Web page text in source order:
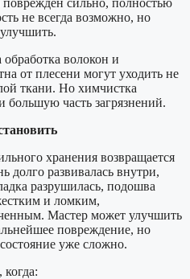
не всегда возможно, но
волокон и
от плесени могут уходить не
ткани. Но химчистка
большую часть загрязнений.
хранения возвращается
долго развивалась внутри,
разрушилась, подошва
и ломким,
Мастер может улучшить
повреждение, но
уже сложно.